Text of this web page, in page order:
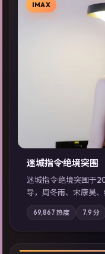
IMAX
迷城指令·绝境突围
迷城指令·绝境突围于
导，周冬雨、宋康昊
记忆碎片重组后，主
配乐强化地域气质；
线看」延展检索同类
69,867 热度 7.9 分